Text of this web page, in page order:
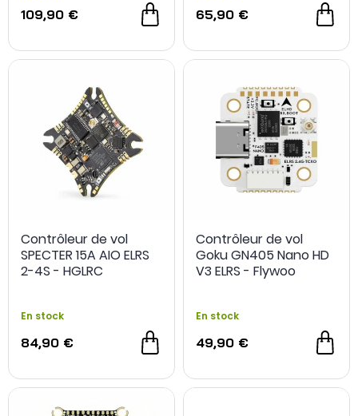
109,90 € 65,90 €
Contrôleur de vol
SPECTER 15A AIO ELRS
2-4S - HGLRC
En stock
84,90 €
Contrôleur de vol
Goku GN405 Nano HD
V3 ELRS - Flywoo
En stock
49,90 €